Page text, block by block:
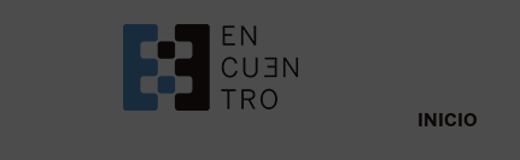
SALTAR AL CONTENIDO. INICIO